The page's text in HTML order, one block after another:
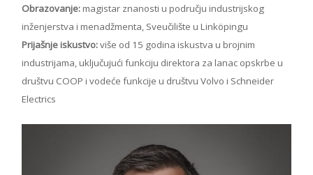
Obrazovanje:magistar znanosti u području industrijskog
inženjerstva i menadžmenta, Sveučilište u Linköpingu
Prijašnje iskustvo:više od 15 godina iskustva u brojnim
industrijama, uključujući funkciju direktora za lanac opskrbe u
društvu COOP i vodeće funkcije u društvu Volvo i Schneider
Electrics